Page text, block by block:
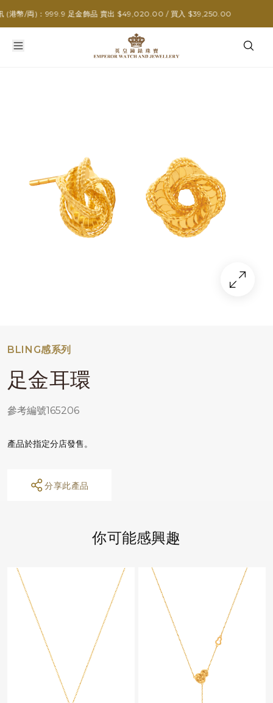
幣/両)：999.9 足金飾品 賣出 $49,020.00 / 買入 $39,250.00
BLING感系列
足金耳環
參考編號165206
產品於指定分店發售。
分享此產品
你可能感興趣